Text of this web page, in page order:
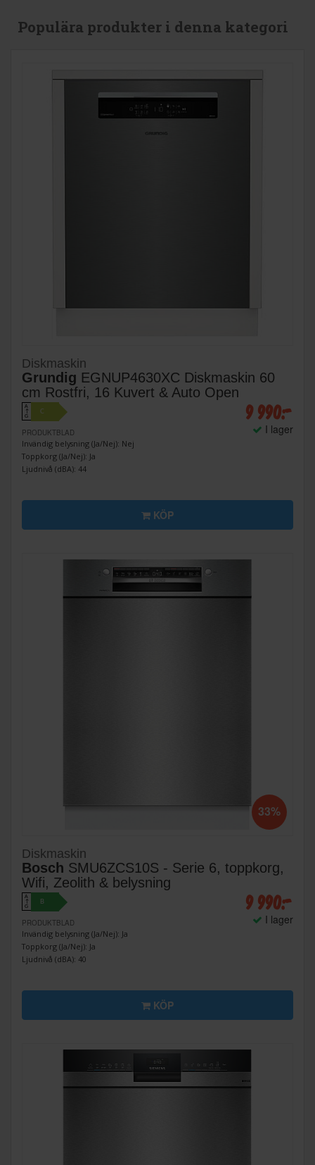
Populära produkter i denna kategori
Diskmaskin
Grundig EGNUP4630XC Diskmaskin 60
cm Rostfri, 16 Kuvert & Auto Open
A
↑
G
C
PRODUKTBLAD
Invändig belysning (Ja/Nej): Nej
Toppkorg (Ja/Nej): Ja
Ljudnivå (dBA): 44
9 990:-
I lager
KÖP
33%
Diskmaskin
Bosch SMU6ZCS10S - Serie 6, toppkorg,
Wifi, Zeolith & belysning
A
↑
G
B
PRODUKTBLAD
Invändig belysning (Ja/Nej): Ja
Toppkorg (Ja/Nej): Ja
Ljudnivå (dBA): 40
9 990:-
I lager
KÖP